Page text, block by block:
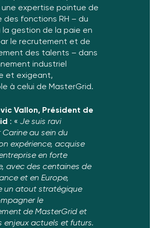
une expertise pointue de
des fonctions RH – du
la gestion de la paie en
le recrutement et de
des talents – dans
industriel
et exigeant,
à celui de MasterGrid.
Vallon, Président de
: « Je suis ravi
Carine au sein du
expérience, acquise
en forte
avec des centaines de
et en Europe,
un atout stratégique
le
de MasterGrid et
enjeux actuels et futurs.